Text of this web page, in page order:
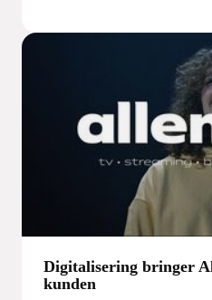
Digitalisering bringer
kunden